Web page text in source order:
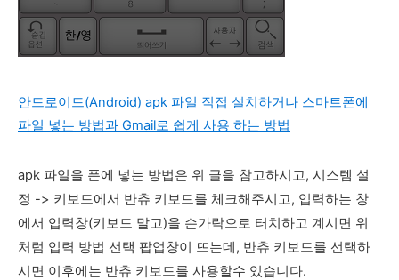
안드로이드(Android) apk 파일 직접 설치하거나 스마트폰에
파일 넣는 방법과 Gmail로 쉽게 사용 하는 방법
apk 파일을 폰에 넣는 방법은 위 글을 참고하시고, 시스템 설
정 -> 키보드에서 반츄 키보드를 체크해주시고, 입력하는 창
에서 입력창(키보드 말고)을 손가락으로 터치하고 계시면 위
처럼 입력 방법 선택 팝업창이 뜨는데, 반츄 키보드를 선택하
시면 이후에는 반츄 키보드를 사용할수 있습니다.